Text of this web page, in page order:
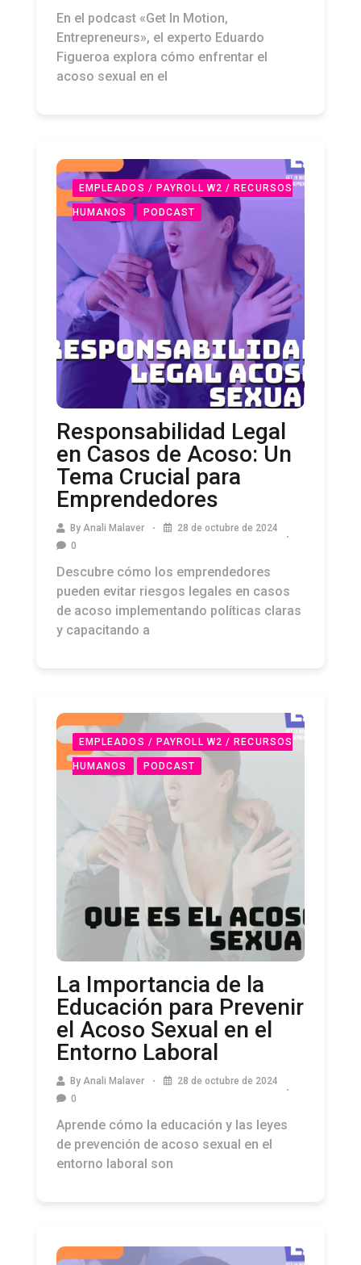
Entrepreneurs», el experto Eduardo
Figueroa explora cómo enfrentar el
acoso sexual en el
EMPLEADOS / PAYROLL W2 / RECURSOS
HUMANOS PODCAST
Responsabilidad Legal
en Casos de Acoso: Un
Tema Crucial para
Emprendedores
Anali Malaver
0
pueden evitar riesgos legales en casos
de acoso implementando políticas claras
y capacitando a
EMPLEADOS / PAYROLL W2 / RECURSOS
HUMANOS PODCAST
La Importancia de la
Educación para Prevenir
el Acoso Sexual en el
Entorno Laboral
0
de prevención de acoso sexual en el
entorno laboral son
EMPLEADOS / PAYROLL W2 / RECURSOS